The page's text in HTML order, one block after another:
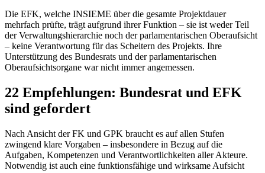
Die EFK, welche INSIEME über die gesamte Projektdauer
mehrfach prüfte, trägt aufgrund ihrer Funktion – sie ist weder Teil
der Verwaltungshierarchie noch der parlamentarischen Oberaufsicht
– keine Verantwortung für das Scheitern des Projekts. Ihre
Unterstützung des Bundesrats und der parlamentarischen
Oberaufsichtsorgane war nicht immer angemessen.
22 Empfehlungen: Bundesrat und EFK
sind gefordert
Nach Ansicht der FK und GPK braucht es auf allen Stufen
zwingend klare Vorgaben – insbesondere in Bezug auf die
Aufgaben, Kompetenzen und Verantwortlichkeiten aller Akteure.
Notwendig ist auch eine funktionsfähige und wirksame Aufsicht